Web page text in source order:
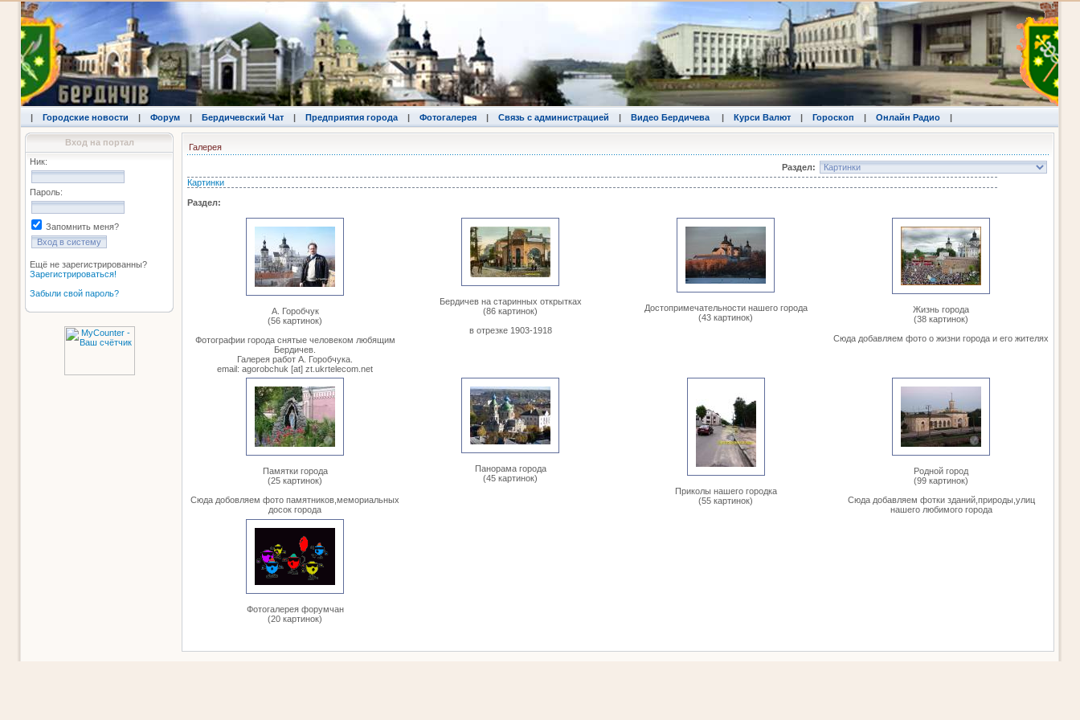
| Городские новости | Форум | Бердичевский Чат | Предприятия города | Фотогалерея | Связь с администрацией | Видео Бердичева | Курси Валют | Гороскоп | Онлайн Радио |
Вход на портал
Ник:
Пароль:
Запомнить меня?
Ещё не зарегистрированны?
Зарегистрироваться!
Забыли свой пароль?
Галерея
Раздел:
Картинки
Раздел:
А. Горобчук
(56 картинок)
Фотографии города снятые человеком любящим
Бердичев.
Галерея работ А. Горобчука.
email: agorobchuk [at] zt.ukrtelecom.net
Бердичев на старинных открытках
(86 картинок)
в отрезке 1903-1918
Достопримечательности нашего города
(43 картинок)
Жизнь города
(38 картинок)
Сюда добавляем фото о жизни города и его жителях
Памятки города
(25 картинок)
Сюда добовляем фото памятников,мемориальных
досок города
Панорама города
(45 картинок)
Приколы нашего городка
(55 картинок)
Родной город
(99 картинок)
Сюда добавляем фотки зданий,природы,улиц
нашего любимого города
Фотогалерея форумчан
(20 картинок)